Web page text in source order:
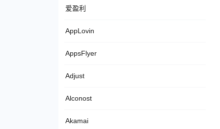
爱盈利
AppLovin
AppsFlyer
Adjust
Alconost
Akamai